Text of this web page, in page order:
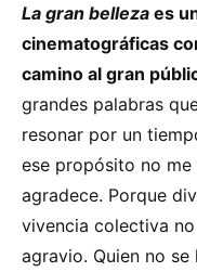
La gran belleza es
cinematográficas
camino al gran
grandes palabras
resonar por un
ese propósito no me
agradece. Porque
vivencia colectiva
agravio. Quien no